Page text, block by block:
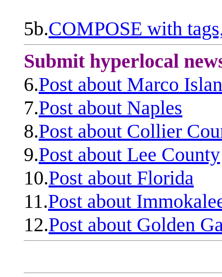
5b.COMPOSE with
Submit hyperlocal
6.Post about Marco
7.Post about Naples
8.Post about Collier
9.Post about Lee County
10.Post about Florida
11.Post about
12.Post about Golden